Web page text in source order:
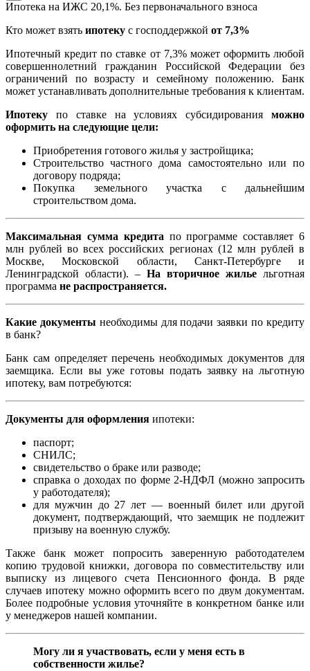
Ипотека на ИЖС 20,1%. Без первоначального взноса
Кто может взять ипотеку с господдержкой от 7,3%
Ипотечный кредит по ставке от 7,3% может оформить любой
совершеннолетний гражданин Российской Федерации без
ограничений по возрасту и семейному положению. Банк
может устанавливать дополнительные требования к клиентам.
Ипотеку по ставке на условиях субсидирования можно
оформить на следующие цели:
Приобретения готового жилья у застройщика;
Строительство частного дома самостоятельно или по
договору подряда;
Покупка земельного участка с дальнейшим
строительством дома.
Максимальная сумма кредита по программе составляет 6
млн рублей во всех российских регионах (12 млн рублей в
Москве, Московской области, Санкт-Петербурге и
Ленинградской области). – На вторичное жилье льготная
программа не распространяется.
Какие документы необходимы для подачи заявки по кредиту
в банк?
Банк сам определяет перечень необходимых документов для
заемщика. Если вы уже готовы подать заявку на льготную
ипотеку, вам потребуются:
Документы для оформления ипотеки:
паспорт;
СНИЛС;
свидетельство о браке или разводе;
справка о доходах по форме 2-НДФЛ (можно запросить
у работодателя);
для мужчин до 27 лет — военный билет или другой
документ, подтверждающий, что заемщик не подлежит
призыву на военную службу.
Также банк может попросить заверенную работодателем
копию трудовой книжки, договора по совместительству или
выписку из лицевого счета Пенсионного фонда. В ряде
случаев ипотеку можно оформить всего по двум документам.
Более подробные условия уточняйте в конкретном банке или
у менеджеров нашей компании.
Могу ли я участвовать, если у меня есть в
собственности жилье?